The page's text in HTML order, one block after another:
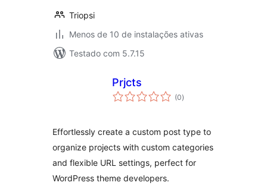
Triopsi
Menos de 10 de instalações ativas
Testado com 5.7.15
Prjcts
(0total
de
)
Effortlessly create a custom post type to
organize projects with custom categories
and flexible URL settings, perfect for
WordPress theme developers.